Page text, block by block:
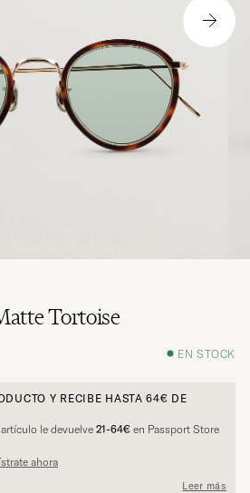
Tortoise
EN STOCK
Y RECIBE HASTA64€ DE
le devuelve 21-64€ en Passport Store
ahora
Leer más